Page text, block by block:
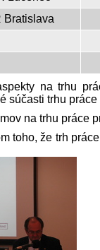
Bratislava
na trhu
súčasti trhu práce
na trhu práce
toho, že trh